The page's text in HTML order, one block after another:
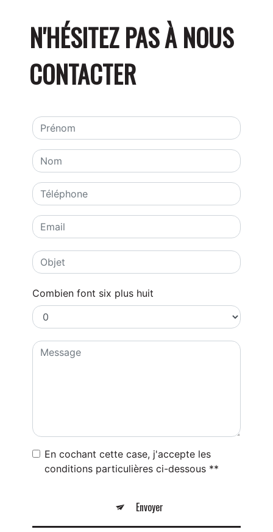
N'HÉSITEZ PAS À NOUS
CONTACTER
Combien font six plus huit
En cochant cette case, j'accepte les
conditions particulières ci-dessous **
Envoyer